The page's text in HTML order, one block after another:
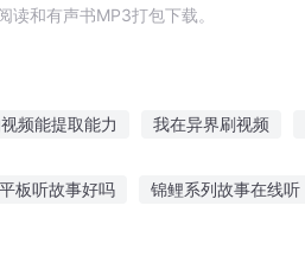
和有声书MP3打包下载。
频能提取能力 我在异界刷视频
板听故事好吗 锦鲤系列故事在线听